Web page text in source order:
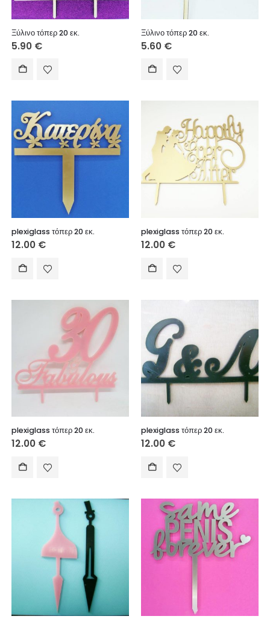
Ξύλινο τόπερ 20 εκ.
5.90 €
Ξύλινο τόπερ 20 εκ.
5.60 €
plexiglass τόπερ 20 εκ.
12.00 €
plexiglass τόπερ 20 εκ.
12.00 €
plexiglass τόπερ 20 εκ.
12.00 €
plexiglass τόπερ 20 εκ.
12.00 €